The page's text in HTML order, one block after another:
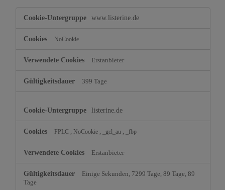
für
www.listerine.de
NoCookie
Erstanbieter
399 Tage
listerine.de
FPLC , NoCookie , _gcl_au , _fbp
Erstanbieter
Einige Sekunden, 7299 Tage, 89 Tage, 89
Tage